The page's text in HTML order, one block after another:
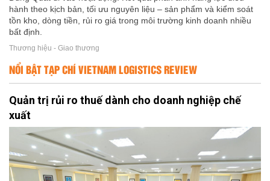
hành theo kịch bản, tối ưu nguyên liệu – sản phẩm và kiểm soát
tồn kho, dòng tiền, rủi ro giá trong môi trường kinh doanh nhiều
bất định.
Thương hiệu - Giao thương
NỔI BẬT TẠP CHÍ VIETNAM LOGISTICS REVIEW
Quản trị rủi ro thuế dành cho doanh nghiệp chế
xuất